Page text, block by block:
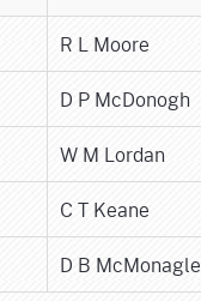
R L Moore
D P McDonogh
W M Lordan
C T Keane
D B McMonagle